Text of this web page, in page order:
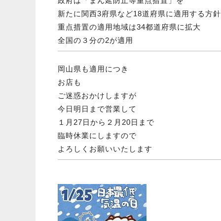
新たに関西3府県など18道府県に適用する方
重点措置の適用地域は34都道府県に拡大
全国の３分の2が適用
岡山県も適用につき
お店も
ご迷惑おかけしますが
今日明日まで営業して
１月27日から２月20日まで
臨時休業にしますので
よろしくお願いいたします